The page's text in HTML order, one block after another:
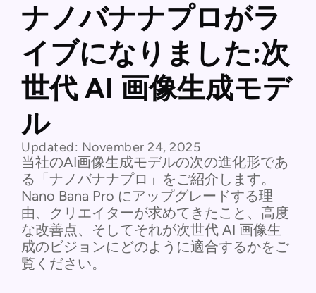
ナノバナナプロがラ
イブになりました:次
世代 AI 画像生成モデ
ル
Updated: November 24, 2025
当社のAI画像生成モデルの次の進化形であ
る「ナノバナナプロ」をご紹介します。
Nano Bana Pro にアップグレードする理
由、クリエイターが求めてきたこと、高度
な改善点、そしてそれが次世代 AI 画像生
成のビジョンにどのように適合するかをご
覧ください。